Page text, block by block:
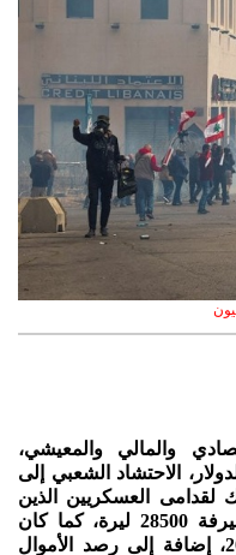
والمالي والمعيشي،
الاحتشاد الشعبي إلى
العسكريين الذين
طالبوا بتثبيت رواتبهم على سعر صيرفة 28500 ليرة، كما كان
معتمداً في تاريخ صدور موازنة 2022، إضافة إلى رصد الأموال